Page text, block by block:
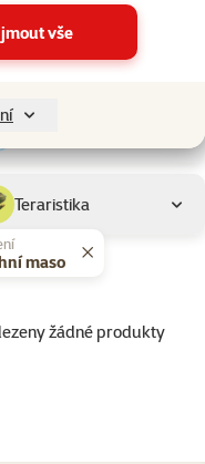
vše
Ptáci
Teraristika
maso
žádné produkty